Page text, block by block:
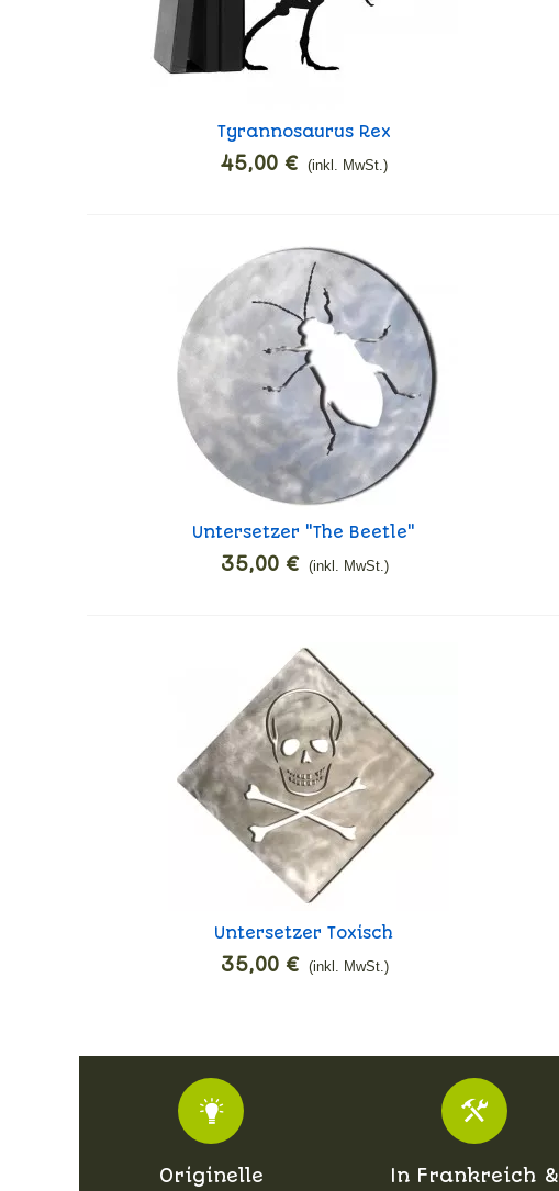
In den Warenkorb
Tyrannosaurus Rex
45,00 € (inkl. MwSt.)
In den Warenkorb
Untersetzer "The Beetle"
35,00 € (inkl. MwSt.)
In den Warenkorb
Untersetzer Toxisch
35,00 € (inkl. MwSt.)
Originelle
In Frankreich &